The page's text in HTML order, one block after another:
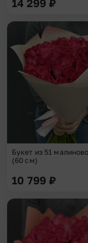
14 299 ₽
Букет из 51
(60 см)
10 799 ₽